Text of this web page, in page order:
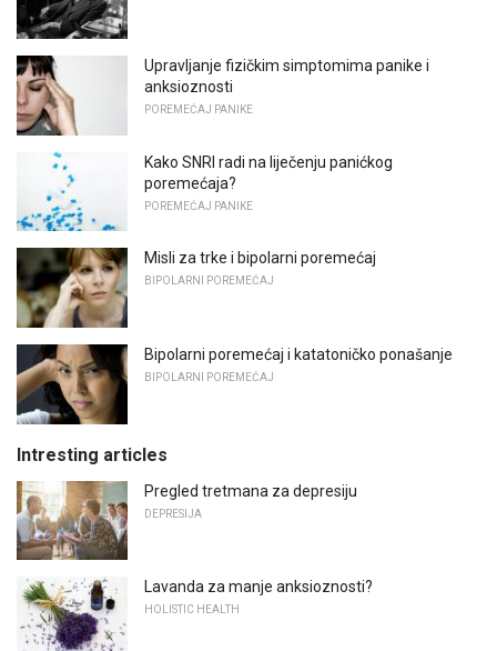
Upravljanje fizičkim simptomima panike i
anksioznosti
POREMEĆAJ PANIKE
Kako SNRI radi na liječenju panićkog
poremećaja?
POREMEĆAJ PANIKE
Misli za trke i bipolarni poremećaj
BIPOLARNI POREMEĆAJ
Bipolarni poremećaj i katatoničko ponašanje
BIPOLARNI POREMEĆAJ
Intresting articles
Pregled tretmana za depresiju
DEPRESIJA
Lavanda za manje anksioznosti?
HOLISTIC HEALTH